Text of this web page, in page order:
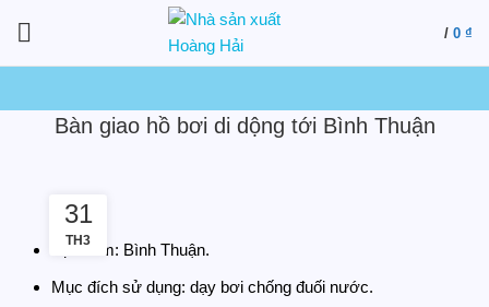
/ 0 ₫
Bàn giao hồ bơi di dộng tới Bình Thuận
31
TH3
Địa điểm: Bình Thuận.
Mục đích sử dụng: dạy bơi chống đuối nước.